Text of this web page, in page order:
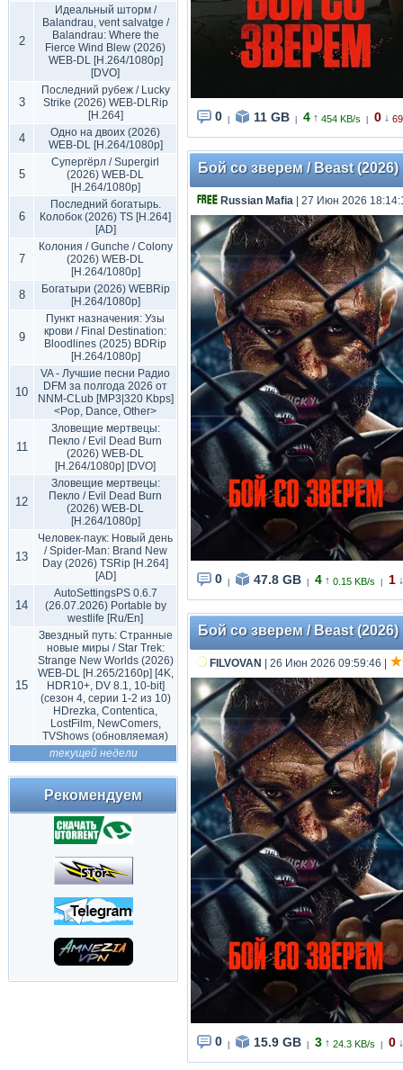
2
Идеальный шторм /
Balandrau, vent salvatge /
Balandrau: Where the
Fierce Wind Blew (2026)
WEB-DL [H.264/1080p]
[DVO]
3
Последний рубеж / Lucky
Strike (2026) WEB-DLRip
[H.264]
4
Одно на двоих (2026)
WEB-DL [H.264/1080p]
5
Супергёрл / Supergirl
(2026) WEB-DL
[H.264/1080p]
6
Последний богатырь.
Колобок (2026) TS [H.264]
[AD]
7
Колония / Gunche / Colony
(2026) WEB-DL
[H.264/1080p]
8
Богатыри (2026) WEBRip
[H.264/1080p]
9
Пункт назначения: Узы
крови / Final Destination:
Bloodlines (2025) BDRip
[H.264/1080p]
10
VA - Лучшие песни Радио
DFM за полгода 2026 от
NNM-CLub [MP3|320 Kbps]
<Pop, Dance, Other>
11
Зловещие мертвецы:
Пекло / Evil Dead Burn
(2026) WEB-DL
[H.264/1080p] [DVO]
12
Зловещие мертвецы:
Пекло / Evil Dead Burn
(2026) WEB-DL
[H.264/1080p]
13
Человек-паук: Новый день
/ Spider-Man: Brand New
Day (2026) TSRip [H.264]
[AD]
14
AutoSettingsPS 0.6.7
(26.07.2026) Portable by
westlife [Ru/En]
15
Звездный путь: Странные
новые миры / Star Trek:
Strange New Worlds (2026)
WEB-DL [H.265/2160p] [4K,
HDR10+, DV 8.1, 10-bit]
(сезон 4, серии 1-2 из 10)
HDrezka, Contentica,
LostFilm, NewComers,
TVShows (обновляемая)
текущей недели
Рекомендуем
0 11 GB 4 ↑ 454 KB/s 0 ↓
Бой со зверем / Beast
Russian Mafia | 27 Июн 2026
0 47.8 GB 4 ↑ 0.15 KB/s 1 ↓
Бой со зверем / Beast
FILVOVAN | 26 Июн 2026 09:59:46
0 15.9 GB 3 ↑ 24.3 KB/s 0 ↓